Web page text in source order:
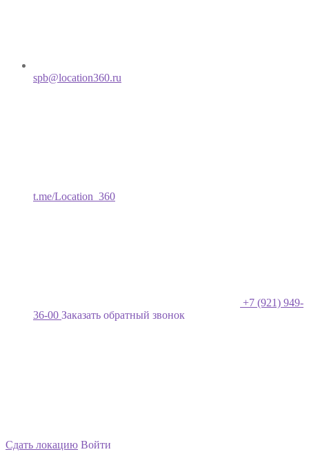
spb@location360.ru
t.me/Location_360
+7 (921) 949-
36-00 Заказать обратный звонок
Сдать локацию Войти